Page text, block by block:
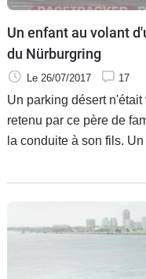
Un enfant au volant
du Nürburgring
Le 26/07/2017 17
Un parking désert
retenu par ce père de
la conduite à son fils.
avec son bambin sur les